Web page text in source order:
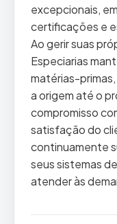
excepcionais,
certificações e
Ao gerir suas
Especiarias
matérias-
a origem até o
compromisso
satisfação do
continuamente
seus sistemas
atender às